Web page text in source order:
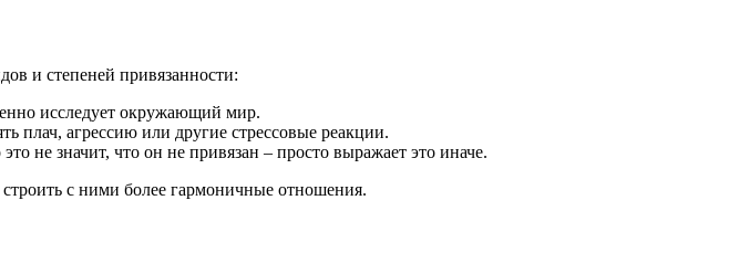
и степеней привязанности:
исследует окружающий мир.
плач, агрессию или другие стрессовые реакции.
не значит, что он не привязан – просто выражает это иначе.
с ними более гармоничные отношения.